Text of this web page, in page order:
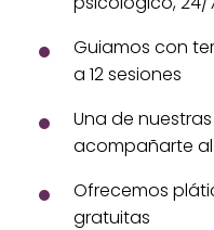
Guiamos con
a 12 sesiones
Una de
acompañarte al
Ofrecemos
gratuitas